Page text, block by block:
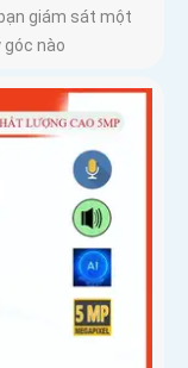
giám sát một
nào